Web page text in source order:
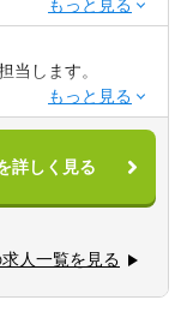
の興味・関心
とに対する興
ングファームで
以上
当します。
務
の立案・実行
ルの開発支援
制の構築
価・財産評定
予実分析
チャー立案、実行
詳しく見る
人一覧を見る